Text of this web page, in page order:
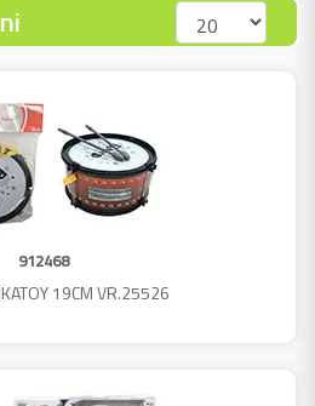
BOS
912468
19CM VR.25526